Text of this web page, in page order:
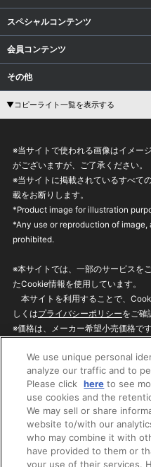
スペシャルコンテンツ
会員コンテンツ
その他
▼コピーライト一覧を表示する
※当サイトで使われる画像はイメー
がございますが、ご了承ください。
※当サイトに掲載されているすべて
載をお断りします。
*Product image for illustration
*Any use or reproduction of
prohibited.
※本サイトでは、一部のサービスを
たCookie情報を使用しています。
本サイトを利用することで、
しくはプライバシーポリシーをご確
※価格は、メーカー希望小売価格です
ざいますのでご了承ください。
privacypolicy
ウェブサイトご利用条件
個人情報保護方針
We use unique personal
analyze our traffic and to
Please click here to see
use cookies and the
We may sell or share
website to/with our
who may combine it with
have provided to them or
your use of their services.